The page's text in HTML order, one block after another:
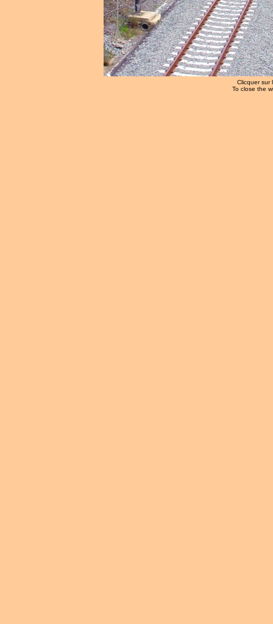
Clicquer sur
To close the